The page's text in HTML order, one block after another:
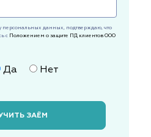
персональных данных, подтверждаю, что
с Положением о защите ПД клиентов ООО
Да Нет
ЗАЁМ